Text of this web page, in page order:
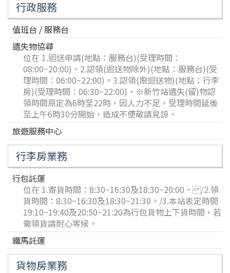
行政服務
值班台 / 服務台
遺失物協尋
位在 1.迴送申請(地點：服務台)(受理時間：
08:00~20:00)。2.認領(迴送物除外)(地點：服務台)(受
理時間：06:00~22:00)。3.認領(限迴送物)(地點：行李
房)(受理時間：06:30~22:00)。※新竹站遺失(留)物認
領時間原定為6時至22時，因人力不足，受理時間延後
至上午6時30分開始，造成不便敬請見諒。
旅遊服務中心
行李房業務
行包託運
位在 1.寄貨時間：8:30~16:30及18:30~20:00。 /2.領
貨時間：8:30~16:30及18:30~21:30。/3.本站表定時間
19:10~19:40及20:50~21:20為行包貨物上下貨時間，若
需領貨請耐心等候。
鐵馬託運
貨物房業務